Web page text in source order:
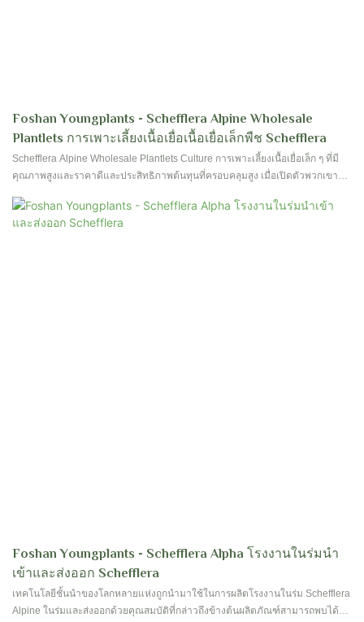
Foshan Youngplants - Schefflera Alpine Wholesale
Plantlets การเพาะเลี้ยงเนื้อเยื่อเนื้อเยื่อเล็กพืช Schefflera
Schefflera Alpine Wholesale Plantlets Culture การเพาะเลี้ยงเนื้อเยื่อเล็ก ๆ ที่มี
คุณภาพสูงและราคาดีและประสิทธิภาพต้นทุนที่ครอบคลุมสูง เมื่อเปิดตัวพวกเขาได้
Foshan Youngplants - Schefflera Alpha โรงงานในร่มนำ
เข้าและส่งออก Schefflera
เทคโนโลยีชั้นนำของโลกหลายแห่งถูกนำมาใช้ในการผลิตโรงงานในร่ม Schefflera
Alpine ในร่มและส่งออกด้วยคุณสมบัติที่กล่าวถึงข้างต้นผลิตภัณฑ์สามารถพบได้